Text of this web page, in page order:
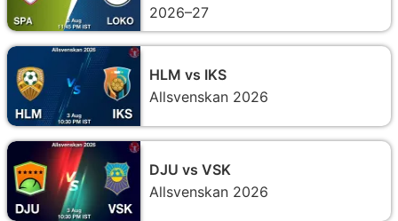
2026–27
HLM vs IKS
Allsvenskan 2026
DJU vs VSK
Allsvenskan 2026